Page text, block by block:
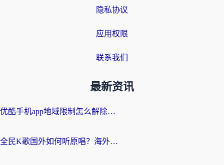
隐私协议
应用权限
联系我们
最新资讯
优酷手机app地域限制怎么解除？海外党亲测有效的追剧方案
全民K歌国外如何听原唱？海外党亲测有效的回国加速器选择指南